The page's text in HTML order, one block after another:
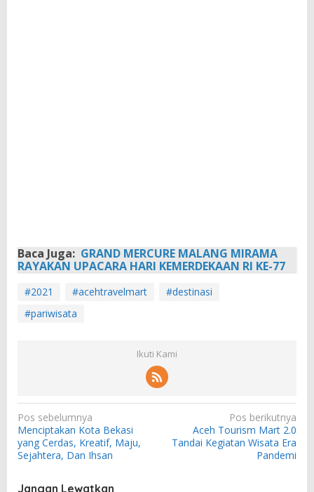
Baca Juga: GRAND MERCURE MALANG MIRAMA
RAYAKAN UPACARA HARI KEMERDEKAAN RI KE-77
#2021 #acehtravelmart
#destinasi
#pariwisata
Ikuti Kami
N
a
v
Pos sebelumnya
Menciptakan Kota Bekasi
yang Cerdas, Kreatif, Maju,
Sejahtera, Dan Ihsan
Pos berikutnya
Aceh Tourism Mart 2.0
Tandai Kegiatan Wisata Era
Pandemi
Jangan Lewatkan